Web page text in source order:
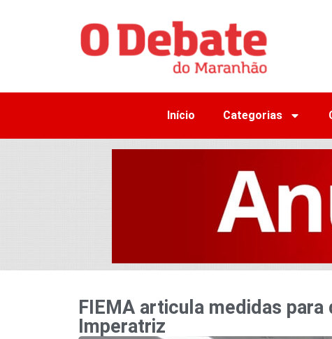
Início Categorias
FIEMA articula medidas
Imperatriz